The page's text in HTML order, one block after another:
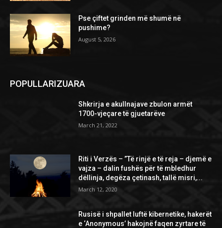
Pse çiftet grinden më shumë në
pushime?
August 5, 2026
POPULLARIZUARA
​Shkrirja e akullnajave zbulon armët
1700-vjeçare të gjuetarëve
March 21, 2022
Riti i Verzës – ”Të rinjë e të reja – djemë e
vajza – dalin fushës për të mbledhur
dëllinja, degëza çetinash, tallë misri,...
March 12, 2020
Rusisë i shpallet luftë kibernetike, hakerët
e ‘Anonymous’ hakojnë faqen zyrtare të